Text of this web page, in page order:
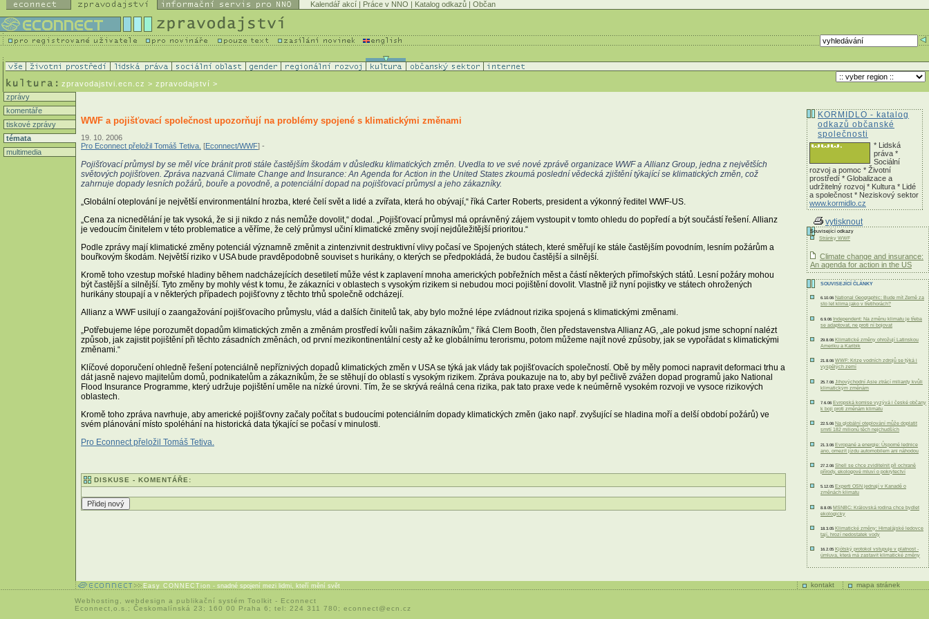
Kalendář akcí | Práce v NNO | Katalog odkazů | Občan
zpravodajstvi.ecn.cz > zpravodajství >
zprávy
komentáře
tiskové zprávy
témata
multimedia
WWF a pojišťovací společnost upozorňují na problémy spojené s klimatickými změnami
19. 10. 2006
Pro Econnect přeložil Tomáš Tetiva. [Econnect/WWF] -
Pojišťovací průmysl by se měl více bránit proti stále častějším škodám v důsledku klimatických změn. Uvedla to ve své nové zprávě organizace WWF a Allianz Group, jedna z největších
světových pojišťoven. Zpráva nazvaná Climate Change and Insurance: An Agenda for Action in the United States zkoumá poslední vědecká zjištění týkající se klimatických změn, což
zahrnuje dopady lesních požárů, bouře a povodně, a potenciální dopad na pojišťovací průmysl a jeho zákazníky.
„Globální oteplování je největší environmentální hrozba, které čelí svět a lidé a zvířata, která ho obývají,“ říká Carter Roberts, president a výkonný ředitel WWF-US.
„Cena za nicnedělání je tak vysoká, že si ji nikdo z nás nemůže dovolit,“ dodal. „Pojišťovací průmysl má oprávněný zájem vystoupit v tomto ohledu do popředí a být součástí řešení. Allianz
je vedoucím činitelem v této problematice a věříme, že celý průmysl učiní klimatické změny svojí nejdůležitější prioritou.“
Podle zprávy mají klimatické změny potenciál významně změnit a zintenzivnit destruktivní vlivy počasí ve Spojených státech, které směřují ke stále častějším povodním, lesním požárům a
bouřkovým škodám. Největší riziko v USA bude pravděpodobně souviset s hurikány, o kterých se předpokládá, že budou častější a silnější.
Kromě toho vzestup mořské hladiny během nadcházejících desetiletí může vést k zaplavení mnoha amerických pobřežních měst a částí některých přímořských států. Lesní požáry mohou
být častější a silnější. Tyto změny by mohly vést k tomu, že zákazníci v oblastech s vysokým rizikem si nebudou moci pojištění dovolit. Vlastně již nyní pojistky ve státech ohrožených
hurikány stoupají a v některých případech pojišťovny z těchto trhů společně odcházejí.
Allianz a WWF usilují o zaangažování pojišťovacího průmyslu, vlád a dalších činitelů tak, aby bylo možné lépe zvládnout rizika spojená s klimatickými změnami.
„Potřebujeme lépe porozumět dopadům klimatických změn a změnám prostředí kvůli našim zákazníkům,“ říká Clem Booth, člen představenstva Allianz AG, „ale pokud jsme schopní nalézt
způsob, jak zajistit pojištění při těchto zásadních změnách, od první mezikontinentální cesty až ke globálnímu terorismu, potom můžeme najít nové způsoby, jak se vypořádat s klimatickými
změnami.“
Klíčové doporučení ohledně řešení potenciálně nepříznivých dopadů klimatických změn v USA se týká jak vlády tak pojišťovacích společností. Obě by měly pomoci napravit deformaci trhu a
dát jasně najevo majitelům domů, podnikatelům a zákazníkům, že se stěhují do oblastí s vysokým rizikem. Zpráva poukazuje na to, aby byl pečlivě zvážen dopad programů jako National
Flood Insurance Programme, který udržuje pojištění uměle na nízké úrovni. Tím, že se skrývá reálná cena rizika, pak tato praxe vede k neúměrně vysokém rozvoji ve vysoce rizikových
oblastech.
Kromě toho zpráva navrhuje, aby americké pojišťovny začaly počítat s budoucími potenciálním dopady klimatických změn (jako např. zvyšující se hladina moří a delší období požárů) ve
svém plánování místo spoléhání na historická data týkající se počasí v minulosti.
Pro Econnect přeložil Tomáš Tetiva.
DISKUSE - KOMENTÁŘE:
KORMIDLO - katalog
odkazů občanské
společnosti
* Lidská
práva *
Sociální
rozvoj a pomoc * Životní
prostředí * Globalizace a
udržitelný rozvoj * Kultura * Lidé
a společnost * Neziskový sektor
www.kormidlo.cz
vytisknout
Související odkazy
Stránky WWF
Climate change and insurance:
An agenda for action in the US
SOUVISEJÍCÍ ČLÁNKY
6.10.06 National Geographic: Bude mít Země za
sto let klima jako v třetihorách?
6.9.06 Independent: Na změnu klimatu je třeba
se adaptovat, ne proti ní bojovat
29.8.06 Klimatické změny ohrožují Latinskou
Ameriku a Karibik
21.8.06 WWF: Krize vodních zdrojů se týká i
vyspělých zemí
25.7.06 Jihovýchodní Asie ztrácí miliardy kvůli
klimatickým změnám
7.6.06 Evropská komise vyzývá i české občany
k boji proti změnám klimatu
22.5.06 Na globální oteplování může doplatit
smrtí 182 milionů těch nejchudších
21.3.06 Evropané a energie: Úsporné lednice
ano, omezit jízdu automobilem ani náhodou
27.2.06 Shell se chce zviditelnit při ochraně
přírody, ekologové mluví o pokrytectví
5.12.05 Experti OSN jednají v Kanadě o
změnách klimatu
8.8.05 MSNBC: Královská rodina chce bydlet
ekologicky
18.3.05 Klimatické změny: Himalájské ledovce
tají, hrozí nedostatek vody
16.2.05 Kjótský protokol vstupuje v platnost -
úmluva, která má zastavit klimatické změny
kontakt mapa stránek
Easy CONNECTion - snadné spojení mezi lidmi, kteří mění svět
Webhosting webdesign a publikační systém Toolkit - Econnect
Econnect,o.s.; Českomalínská 23; 160 00 Praha 6; tel: 224 311 780; econnect@ecn.cz